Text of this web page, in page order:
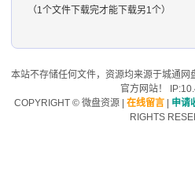
（1个文件下载完才能下载另1个）
本站不存储任何文件，资源均来源于城通网
官方网站！
COPYRIGHT © 微盘资源| 在线留言| 申请
RIGHTS